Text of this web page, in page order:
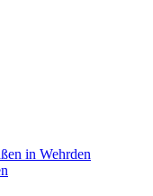
in Wehrden